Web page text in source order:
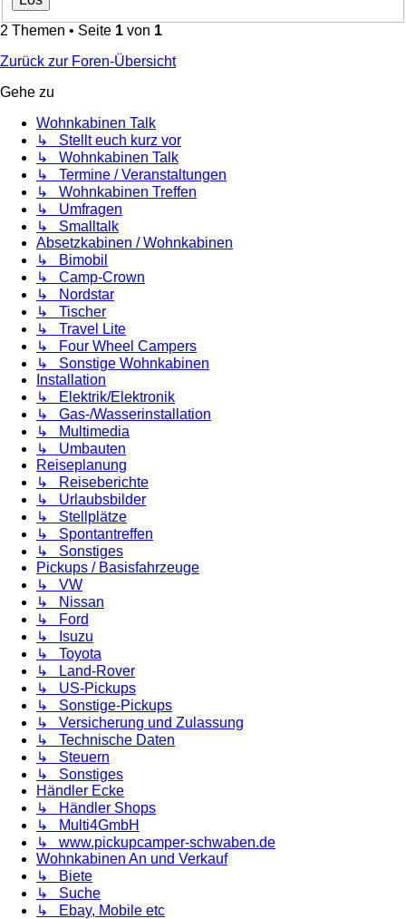
2 Themen • Seite 1 von 1
Zurück zur Foren-Übersicht
Gehe zu
Wohnkabinen Talk
↳ Stellt euch kurz vor
↳ Wohnkabinen Talk
↳ Termine / Veranstaltungen
↳ Wohnkabinen Treffen
↳ Umfragen
↳ Smalltalk
Absetzkabinen / Wohnkabinen
↳ Bimobil
↳ Camp-Crown
↳ Nordstar
↳ Tischer
↳ Travel Lite
↳ Four Wheel Campers
↳ Sonstige Wohnkabinen
Installation
↳ Elektrik/Elektronik
↳ Gas-/Wasserinstallation
↳ Multimedia
↳ Umbauten
Reiseplanung
↳ Reiseberichte
↳ Urlaubsbilder
↳ Stellplätze
↳ Spontantreffen
↳ Sonstiges
Pickups / Basisfahrzeuge
↳ VW
↳ Nissan
↳ Ford
↳ Isuzu
↳ Toyota
↳ Land-Rover
↳ US-Pickups
↳ Sonstige-Pickups
↳ Versicherung und Zulassung
↳ Technische Daten
↳ Steuern
↳ Sonstiges
Händler Ecke
↳ Händler Shops
↳ Multi4GmbH
↳ www.pickupcamper-schwaben.de
Wohnkabinen An und Verkauf
↳ Biete
↳ Suche
↳ Ebay, Mobile etc